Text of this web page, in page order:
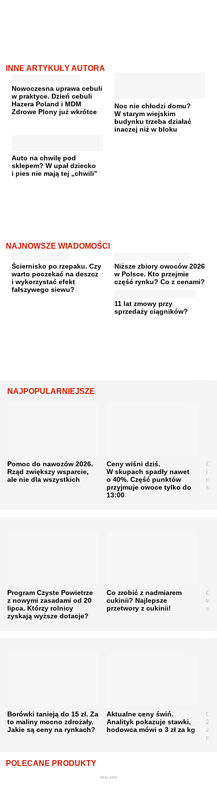
INNE ARTYKUŁY AUTORA
Nowoczesna uprawa cebuli
w praktyce. Dzień cebuli
Hazera Poland i MDM
Zdrowe Plony już wkrótce
Noc nie chłodzi domu?
W starym wiejskim
budynku trzeba działać
inaczej niż w bloku
Auto na chwilę pod
sklepem? W upał dziecko
i pies nie mają tej „chwili”
NAJNOWSZE WIADOMOŚCI
Ściernisko po rzepaku. Czy
warto poczekać na deszcz
i wykorzystać efekt
fałszywego siewu?
Niższe zbiory owoców 2026
w Polsce. Kto przejmie
część rynku? Co z cenami?
11 lat zmowy przy
sprzedaży ciągników?
NAJPOPULARNIEJSZE
Pomoc do nawozów 2026.
Rząd zwiększy wsparcie,
ale nie dla wszystkich
Ceny wiśni dziś.
W skupach spadły nawet
o 40%. Część punktów
przyjmuje owoce tylko do
13:00
i
Program Czyste Powietrze
z nowymi zasadami od 20
lipca. Którzy rolnicy
zyskają wyższe dotacje?
Co zrobić z nadmiarem
cukinii? Najlepsze
przetwory z cukinii!
w
Borówki tanieją do 15 zł. Za
to maliny mocno zdrożały.
Jakie są ceny na rynkach?
Aktualne ceny świń.
Analityk pokazuje stawki,
hodowca mówi o 3 zł za kg
POLECANE PRODUKTY
REKLAMA